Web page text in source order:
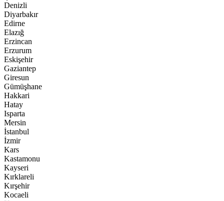
Denizli
Diyarbakır
Edirne
Elazığ
Erzincan
Erzurum
Eskişehir
Gaziantep
Giresun
Gümüşhane
Hakkari
Hatay
Isparta
Mersin
İstanbul
İzmir
Kars
Kastamonu
Kayseri
Kırklareli
Kırşehir
Kocaeli